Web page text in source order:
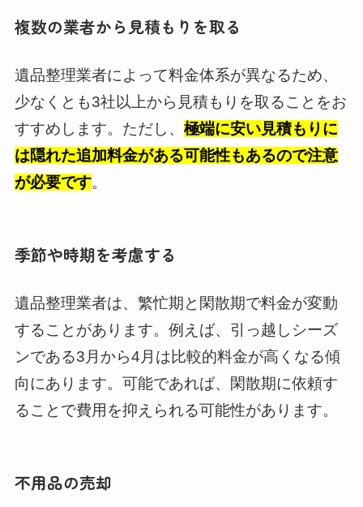
複数の業者から見積もりを取る
遺品整理業者によって料金体系が異なるため、
少なくとも3社以上から見積もりを取ることをお
すすめします。ただし、 極端に安い見積もりに
は隠れた追加料金がある可能性もあるので注意
が必要です。
季節や時期を考慮する
遺品整理業者は、繁忙期と閑散期で料金が変動
することがあります。例えば、引っ越しシーズ
ンである3月から4月は比較的料金が高くなる傾
向にあります。可能であれば、閑散期に依頼す
ることで費用を抑えられる可能性があります。
不用品の売却